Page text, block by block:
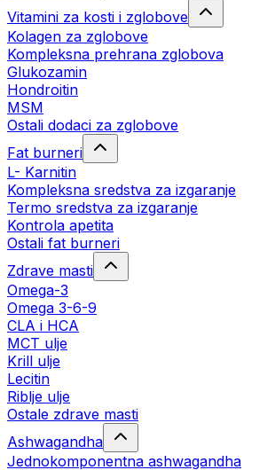
Vitamini za kosti i zglobove
Kolagen za zglobove
Kompleksna prehrana zglobova
Glukozamin
Hondroitin
MSM
Ostali dodaci za zglobove
Fat burneri
L- Karnitin
Kompleksna sredstva za izgaranje
Termo sredstva za izgaranje
Kontrola apetita
Ostali fat burneri
Zdrave masti
Omega-3
Omega 3-6-9
CLA i HCA
MCT ulje
Krill ulje
Lecitin
Riblje ulje
Ostale zdrave masti
Ashwagandha
Jednokomponentna ashwagandha